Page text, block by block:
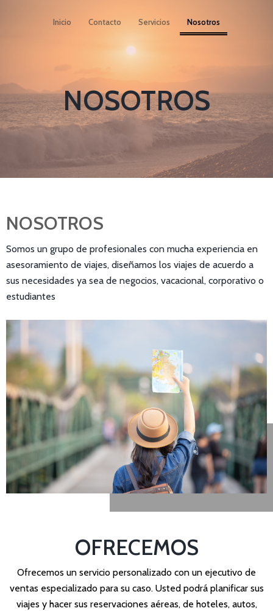
Inicio Contacto Servicios Nosotros
NOSOTROS
NOSOTROS
Somos un grupo de profesionales con mucha experiencia en
asesoramiento de viajes, diseñamos los viajes de acuerdo a
sus necesidades ya sea de negocios, vacacional, corporativo o
estudiantes
OFRECEMOS
Ofrecemos un servicio personalizado con un ejecutivo de
ventas especializado para su caso. Usted podrá planificar sus
viajes y hacer sus reservaciones aéreas, de hoteles, autos,